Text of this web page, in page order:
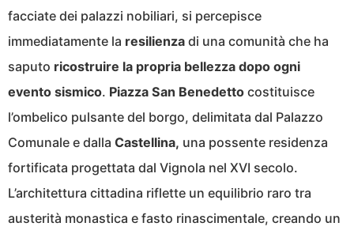
facciate dei palazzi nobiliari, si percepisce
immediatamente la resilienza di una comunità che ha
saputo ricostruire la propria bellezza dopo ogni
evento sismico. Piazza San Benedetto costituisce
l’ombelico pulsante del borgo, delimitata dal Palazzo
Comunale e dalla Castellina, una possente residenza
fortificata progettata dal Vignola nel XVI secolo.
L’architettura cittadina riflette un equilibrio raro tra
austerità monastica e fasto rinascimentale, creando un